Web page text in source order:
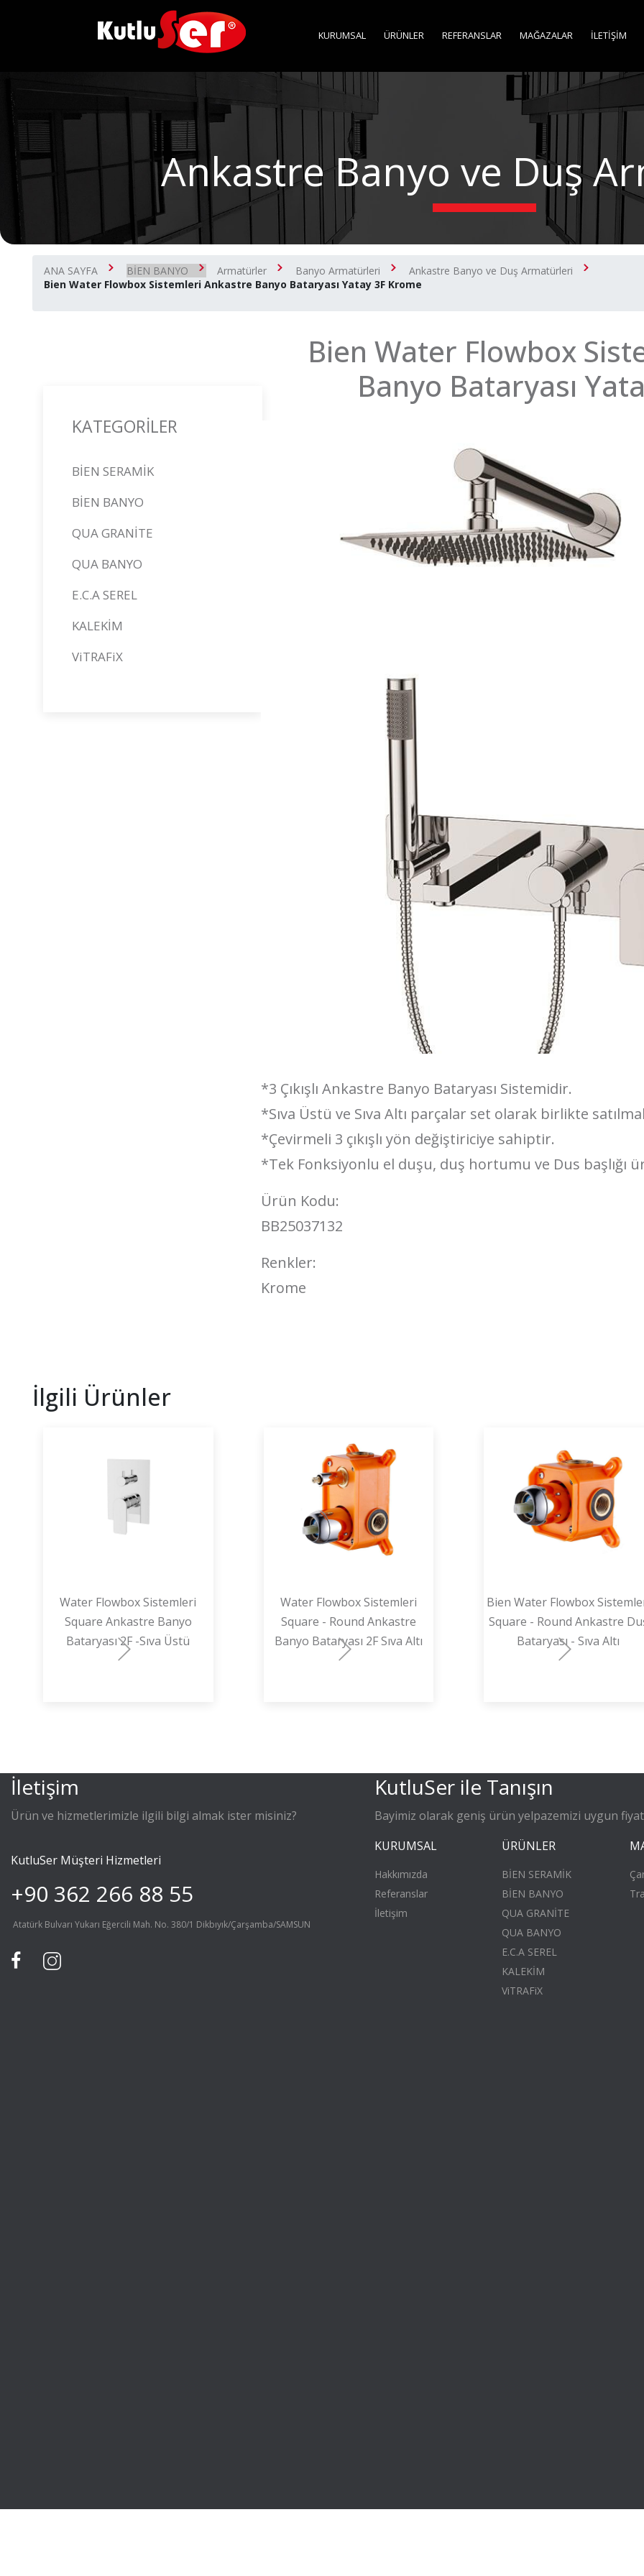
KURUMSAL ÜRÜNLER REFERANSLAR MAĞAZALAR İLETİŞİM
Ankastre Banyo ve Duş
ANA SAYFA BİEN BANYO Armatürler Banyo Armatürleri
Ankastre Banyo ve Duş Armatürleri
Bien Water Flowbox Sistemleri Ankastre Banyo Bataryası Yatay 3F Krome
KATEGORİLER
BİEN SERAMİK
BİEN BANYO
QUA GRANİTE
QUA BANYO
E.C.A SEREL
KALEKİM
ViTRAFiX
Bien Water Flowbox
Banyo Bataryası
*3 Çıkışlı Ankastre Banyo Bataryası Sistemidir.
*Sıva Üstü ve Sıva Altı parçalar set olarak birlikte
*Çevirmeli 3 çıkışlı yön değiştiriciye sahiptir.
*Tek Fonksiyonlu el duşu, duş hortumu ve Dus başlığı
Ürün Kodu:
BB25037132
Renkler:
Krome
İlgili Ürünler
Water Flowbox Sistemleri
Square Ankastre Banyo
Bataryası 2F -Sıva Üstü
Water Flowbox Sistemleri
Square - Round Ankastre
Banyo Bataryası 2F Sıva Altı
Bien Water Flowbox
Square - Round Ankastre
Bataryası - Sıva Altı
İletişim
Ürün ve hizmetlerimizle ilgili bilgi almak ister misiniz?
KutluSer Müşteri Hizmetleri
+90 362 266 88 55
Atatürk Bulvarı Yukarı Eğercili Mah. No. 380/1 Dikbıyık/Çarşamba/SAMSUN
KutluSer ile Tanışın
Bayimiz olarak geniş ürün yelpazemizi uygun
KURUMSAL
Hakkımızda
Referanslar
İletişim
ÜRÜNLER
BİEN SERAMİK
BİEN BANYO
QUA GRANİTE
QUA BANYO
E.C.A SEREL
KALEKİM
ViTRAFiX